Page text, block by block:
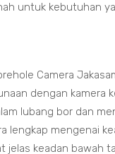
untuk kebutuhan
Camera
dengan kamera
lubang bor dan
lengkap mengenai
jelas keadan bawah